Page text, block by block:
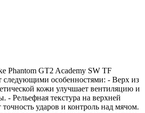
Phantom GT2 Academy SW TF
следующими особенностями: - Верх из
кожи улучшает вентиляцию и
- Рельефная текстура на верхней
ударов и контроль над мячом.